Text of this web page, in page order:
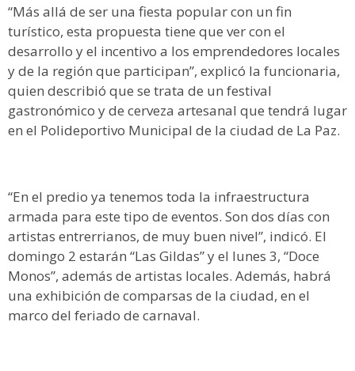
“Más allá de ser una fiesta popular con un fin
turístico, esta propuesta tiene que ver con el
desarrollo y el incentivo a los emprendedores locales
y de la región que participan”, explicó la funcionaria,
quien describió que se trata de un festival
gastronómico y de cerveza artesanal que tendrá lugar
en el Polideportivo Municipal de la ciudad de La Paz.
“En el predio ya tenemos toda la infraestructura
armada para este tipo de eventos. Son dos días con
artistas entrerrianos, de muy buen nivel”, indicó. El
domingo 2 estarán “Las Gildas” y el lunes 3, “Doce
Monos”, además de artistas locales. Además, habrá
una exhibición de comparsas de la ciudad, en el
marco del feriado de carnaval.